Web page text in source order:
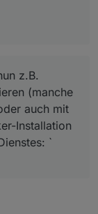
z.B.
(manche
auch mit
Installation
`